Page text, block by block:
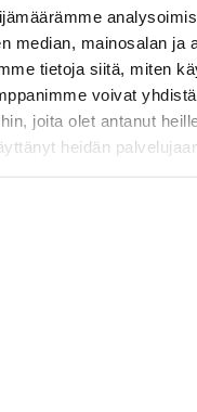
median, mainosalan ja
tietoja siitä, miten
voivat
joita olet antanut
heidän
No
Yes